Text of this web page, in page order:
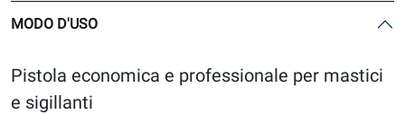
MODO D'USO
Pistola economica e professionale per mastici
e sigillanti